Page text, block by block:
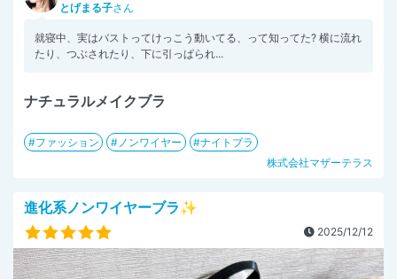
とげまる子さん
就寝中、実はバストってけっこう動いてる、って知ってた? 横に流れ
たり、つぶされたり、下に引っぱられ...
ナチュラルメイクブラ
ファッション ノンワイヤー
ナイトブラ
株式会社マザーテラス
進化系ノンワイヤーブラ✨
2025/12/12